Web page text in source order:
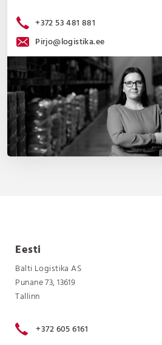
+372 53 481 881
Pirjo@logistika.ee
Eesti
Balti Logistika AS
Punane 73, 13619
Tallinn
+372 605 6161